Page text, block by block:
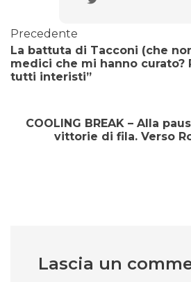
Precedente
La battuta di Tacconi (che
medici che mi hanno curato?
tutti interisti”
COOLING BREAK – Alla
vittorie di fila. Verso
Lascia un